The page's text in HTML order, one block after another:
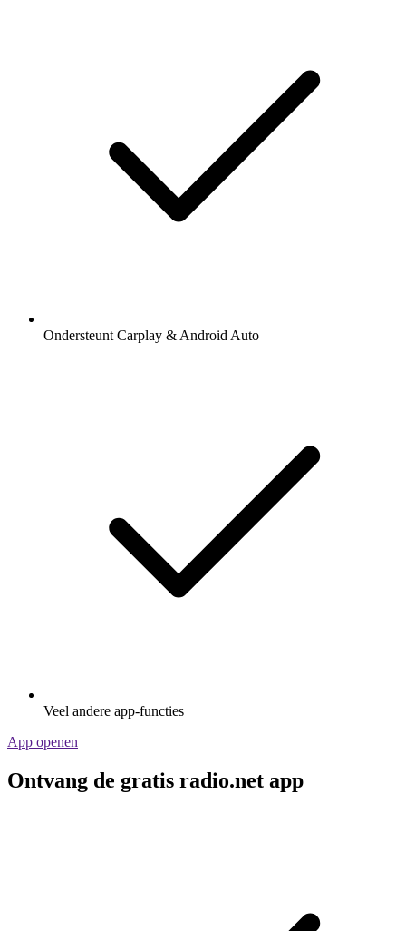
Ondersteunt Carplay & Android Auto
Veel andere app-functies
App openen
Ontvang de gratis radio.net app